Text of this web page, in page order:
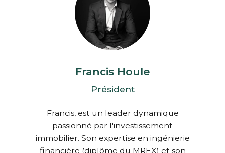
Francis Houle
Président
Francis, est un leader dynamique
passionné par l'investissement
immobilier. Son expertise en ingénierie
financière (diplôme du MREX) et son